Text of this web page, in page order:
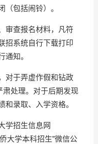
（包括闹铃）。
审查报名材料，凡符
招系统自行下载打印
通知。
对于弄虚作假和钻政
肃处理。对于后期发现
和录取、入学资格。
学招生信息网
大学本科招生”微信公